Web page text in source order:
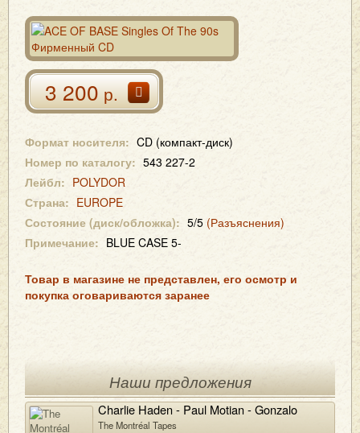
3 200р.
Формат носителя: CD (компакт-диск)
Номер по каталогу: 543 227-2
Лейбл: POLYDOR
Страна: EUROPE
Состояние (диск/обложка): 5/5 (Разъяснения)
Примечание: BLUE CASE 5-
Товар в магазине не представлен, его осмотр и
покупка оговариваются заранее
Наши предложения
Charlie Haden - Paul Motian - Gonzalo
Rubalcaba
The Montréal Tapes